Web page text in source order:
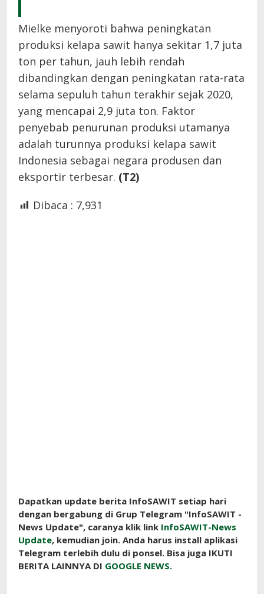
Mielke menyoroti bahwa peningkatan
produksi kelapa sawit hanya sekitar 1,7 juta
ton per tahun, jauh lebih rendah
dibandingkan dengan peningkatan rata-rata
selama sepuluh tahun terakhir sejak 2020,
yang mencapai 2,9 juta ton. Faktor
penyebab penurunan produksi utamanya
adalah turunnya produksi kelapa sawit
Indonesia sebagai negara produsen dan
eksportir terbesar. (T2)
Dibaca : 7,931
Dapatkan update berita InfoSAWIT setiap hari
dengan bergabung di Grup Telegram "InfoSAWIT -
News Update", caranya klik link InfoSAWIT-News
Update, kemudian join. Anda harus install aplikasi
Telegram terlebih dulu di ponsel. Bisa juga IKUTI
BERITA LAINNYA DI GOOGLE NEWS.